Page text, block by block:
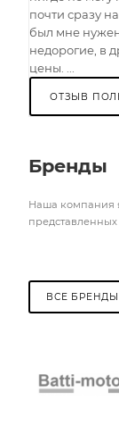
почти сразу
был мне
недорогие, в
цены. ...
ОТЗЫВ
Бренды
Наша компания
ВСЕ БРЕНДЫ